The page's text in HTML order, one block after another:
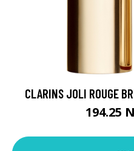
CLARINS JOLI ROUGE
194.25